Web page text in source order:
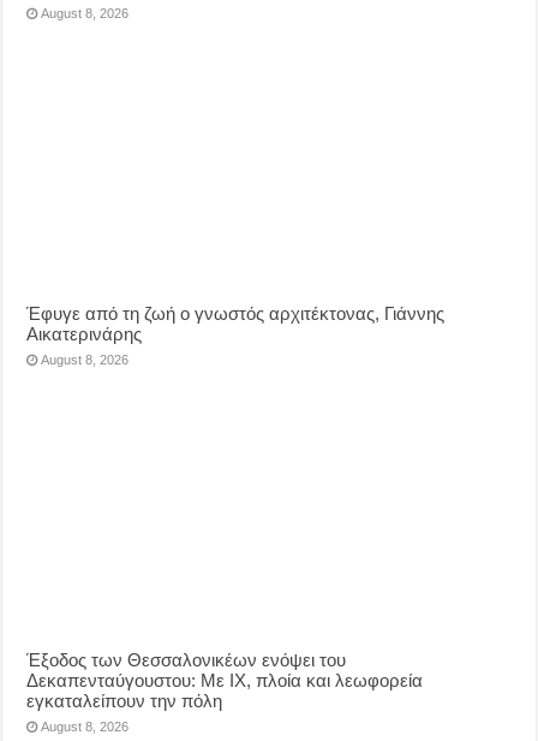
August 8, 2026
Έφυγε από τη ζωή ο γνωστός αρχιτέκτονας, Γιάννης
Αικατερινάρης
August 8, 2026
Έξοδος των Θεσσαλονικέων ενόψει του
Δεκαπενταύγουστου: Με ΙΧ, πλοία και λεωφορεία
εγκαταλείπουν την πόλη
August 8, 2026